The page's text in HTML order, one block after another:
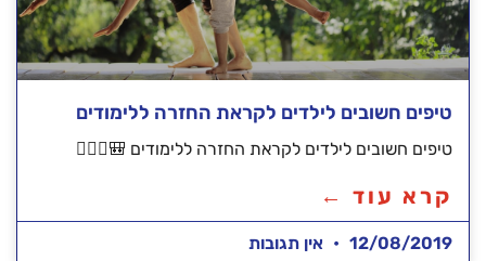
טיפים חשובים לילדים לקראת החזרה ללימודים
טיפים חשובים לילדים לקראת החזרה ללימודים 🎒🤾🏻‍♀️
קרא עוד ←
12/08/2019 אין תגובות